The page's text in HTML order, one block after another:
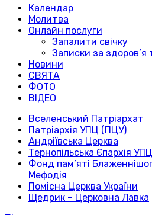
Календар
Молитва
Онлайн послуги
Запалити свічку
Записки за здоров’я
Новини
СВЯТА
ФОТО
ВІДЕО
Вселенський Патріархат
Патріархія УПЦ (ПЦУ)
Андріївська Церква
Тернопільська Єпархія
Фонд пам’яті
Мефодія
Помісна Церква України
Щедрик – Церковна Лавка